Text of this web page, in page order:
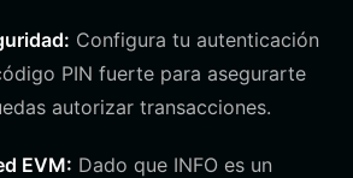
Configura tu autenticación
PIN fuerte para asegurarte
autorizar transacciones.
EVM: Dado que INFO es un